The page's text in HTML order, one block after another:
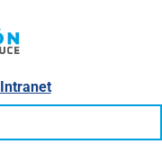
Intranet